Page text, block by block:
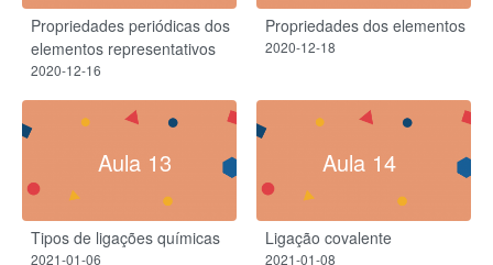
Propriedades periódicas dos
elementos representativos
2020-12-16
Propriedades dos elementos
2020-12-18
Aula 13
Tipos de ligações químicas
2021-01-06
Aula 14
Ligação covalente
2021-01-08